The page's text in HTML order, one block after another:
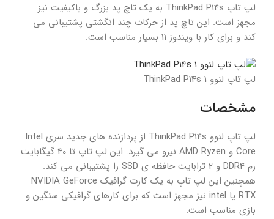
لپ تاپ ThinkPad P14s به یک تاچ پد بزرگ و باکیفیت نیز
مجهز است. این تاچ پد از حرکات چند انگشتی پشتیبانی می
کند و برای کار با ویندوز 11 بسیار مناسب است.
لپ تاپ لنوو ThinkPad P14s 1
مشخصات
لپ تاپ لنوو ThinkPad P14s از پردازنده های جدید سری Intel
Core و AMD Ryzen نیرو می گیرد. این لپ تاپ تا 40 گیگابایت
رم DDR4 و 2 ترابایت حافظه ی SSD را پشتیبانی می کند.
همچنین این لپ تاپ به یک کارت گرافیک NVIDIA GeForce
RTX یا intel نیز مجهز است که برای کارهای گرافیکی سنگین و
بازی مناسب است.